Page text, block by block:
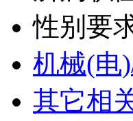
性别要
机械(电
其它相